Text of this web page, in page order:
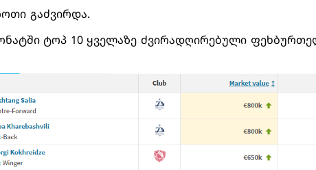
გაძვირდა.
ტოპ 10 ყველაზე ძვირადღირებული